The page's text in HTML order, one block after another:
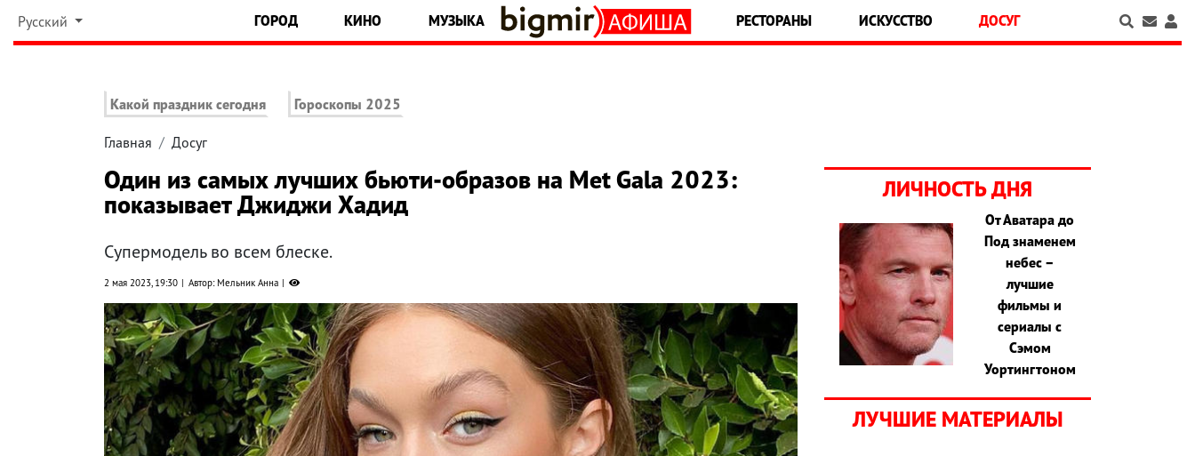
Русский ГОРОД КИНО МУЗЫКА РЕСТОРАНЫ ИСКУССТВО ДОСУГ
Какой праздник сегодня Гороскопы 2025
Главная Досуг
Один из самых лучших бьюти-образов на Met Gala 2023:
показывает Джиджи Хадид
Супермодель во всем блеске.
2 мая 2023, 19:30 Автор: Мельник Анна
ЛИЧНОСТЬ ДНЯ
От Аватара до
Под знаменем
небес –
лучшие
фильмы и
сериалы с
Сэмом
Уортингтоном
ЛУЧШИЕ МАТЕРИАЛЫ